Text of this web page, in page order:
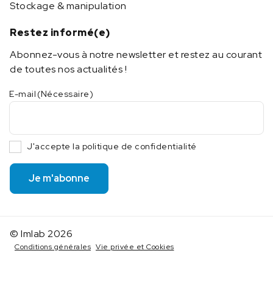
Stockage & manipulation
Restez informé(e)
Abonnez-vous à notre newsletter et restez au courant
de toutes nos actualités !
E-mail (Nécessaire)
J'accepte la politique de confidentialité
Je m'abonne
© Imlab 2026
Conditions générales Vie privée et Cookies